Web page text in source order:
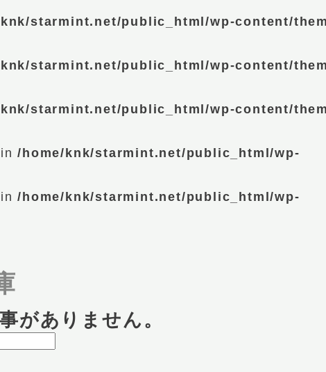
starmint.net/public_html/wp-content/
starmint.net/public_html/wp-content/
starmint.net/public_html/wp-content/
in/home/knk/starmint.net/public_html/wp-
in/home/knk/starmint.net/public_html/wp-
がありません。